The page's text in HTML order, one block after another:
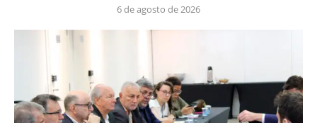
6 de agosto de 2026